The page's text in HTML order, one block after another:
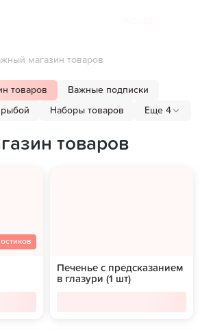
магазин товаров
товаров Важные подписки
Наборы товаров Еще 4
товаров
Печенье с предсказанием
в глазури (1 шт)